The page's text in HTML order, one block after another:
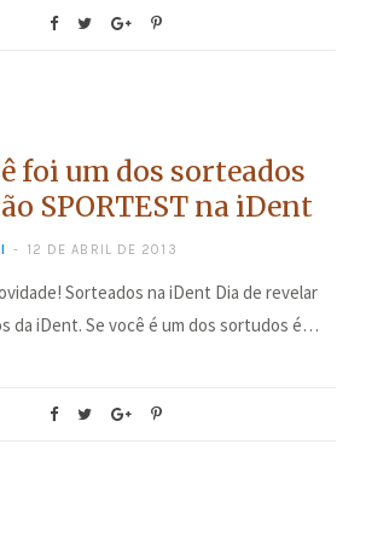
foi um dos sorteados
SPORTEST na iDent
12 DE ABRIL DE 2013
Sorteados na iDent Dia de revelar
da iDent. Se você é um dos sortudos é…